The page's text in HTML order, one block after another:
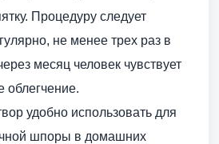
Процедуру следует
не менее трех раз в
месяц человек чувствует
облегчение.
удобно использовать для
шпоры в домашних